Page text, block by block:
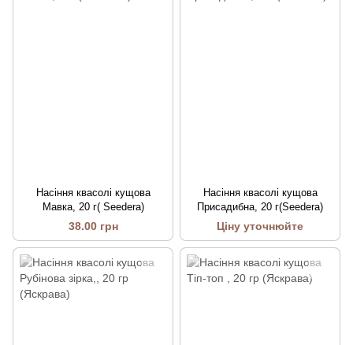
Насіння квасолі кущова
Мавка, 20 г( Seedera)
38.00 грн
Насіння квасолі кущова
Присадибна, 20 г(Seedera)
Ціну уточнюйте